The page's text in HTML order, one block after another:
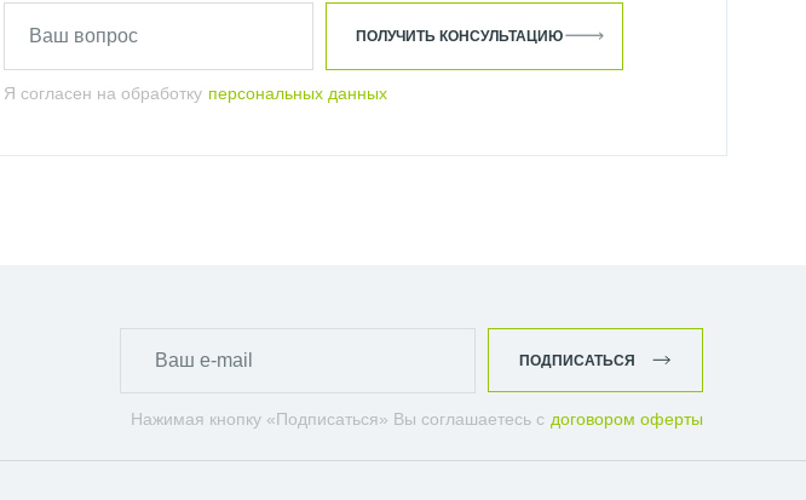
Я согласен на обработку персональных данных
ПОЛУЧИТЬ КОНСУЛЬТАЦИЮ
Нажимая кнопку «Подписаться» Вы соглашаетесь с договором оферты
ПОДПИСАТЬСЯ